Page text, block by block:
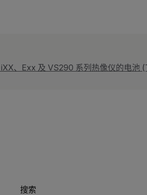
、Exx 及 VS290 系列热像仪的电池
搜索